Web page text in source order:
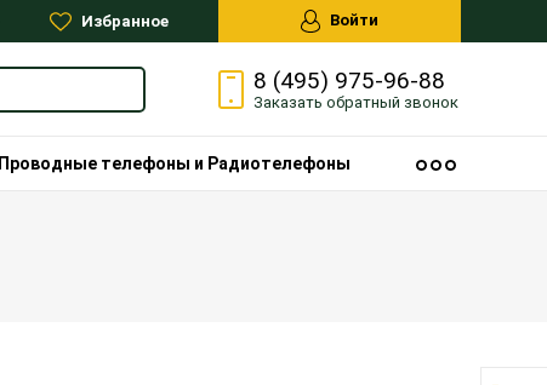
Избранное Войти
8 (495) 975-96-88
Заказать обратный звонок
Проводные телефоны и Радиотелефоны